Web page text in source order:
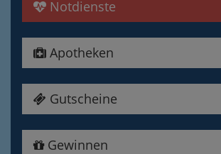
Notdienste
Apotheken
Gutscheine
Gewinnen